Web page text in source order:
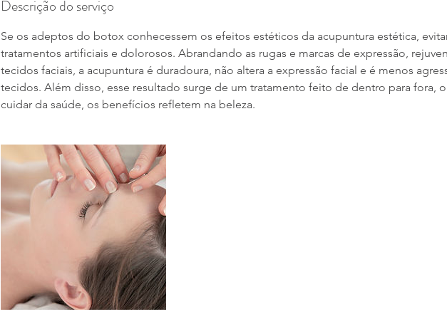
Descrição do serviço
Se os adeptos do botox conhecessem os efeitos estéticos da acupuntura estética,
tratamentos artificiais e dolorosos. Abrandando as rugas e marcas de expressão,
tecidos faciais, a acupuntura é duradoura, não altera a expressão facial e é menos
tecidos. Além disso, esse resultado surge de um tratamento feito de dentro para fora,
cuidar da saúde, os benefícios refletem na beleza.